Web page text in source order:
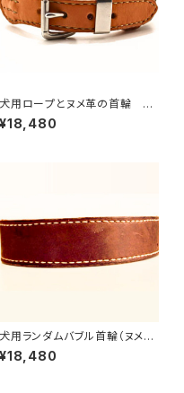
犬用ロープとヌメ革の首輪 オ
ーダーサイズ50cm〜59cm
【受注製作】LOVE＆PEACE＆D
¥18,480
犬用ランダムバブル首輪（ヌメ革
ハンドメイド）29cmまで 【受
注製作】LOVE＆PEACE＆DOG
¥18,480